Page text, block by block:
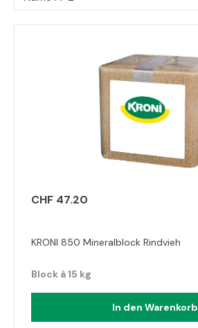
CHF 47.20
KRONI 850 Mineralblock Rindvieh
Block à 15 kg
In den Warenkorb